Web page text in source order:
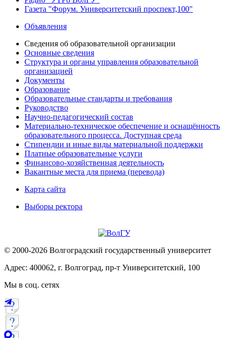
Газета "Форум. Университетский проспект,100"
Объявления
Сведения об образовательной организации
Основные сведения
Структура и органы управления образовательной
организацией
Документы
Образование
Образовательные стандарты и требования
Руководство
Научно-педагогический состав
Материально-техническое обеспечение и оснащённость
образовательного процесса. Доступная среда
Стипендии и иные виды материальной поддержки
Платные образовательные услуги
Финансово-хозяйственная деятельность
Вакантные места для приема (перевода)
Карта сайта
Выборы ректора
© 2000-2026 Волгоградский государственный университет
Адрес: 400062, г. Волгоград, пр-т Университетский, 100
Мы в соц. сетях